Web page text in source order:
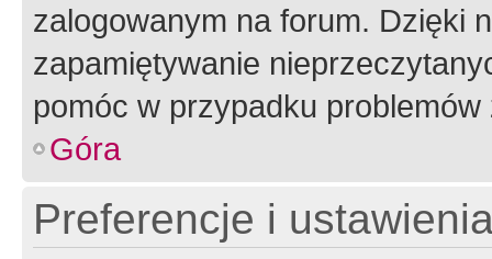
zalogowanym na forum. Dzięki
zapamiętywanie
pomóc w przypadku
Góra
Preferencje i